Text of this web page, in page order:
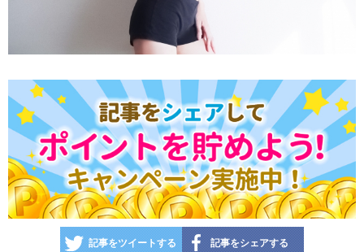
記事をツイートする 記事をシェアする